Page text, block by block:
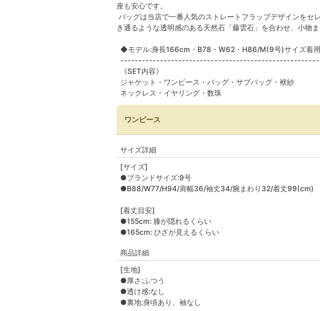
座も安心です。
バッグは当店で一番人気のストレートフラップデザインをセ
き通るような透明感のある天然石「藤雲石」を合わせ、小物
◆モデル:身長166cm・B78・W62・H86/M(9号)サイズ着用
《SET内容》
ジャケット・ワンピース・バッグ・サブバッグ・袱紗
ネックレス・イヤリング・数珠
ワンピース
サイズ詳細
[サイズ]
●ブランドサイズ:9号
●B88/W77/H94/肩幅36/袖丈34/腕まわり32/着丈99(cm)
[着丈目安]
●155cm: 膝が隠れるくらい
●165cm: ひざが見えるくらい
商品詳細
[生地]
●厚さ:ふつう
●透け感:なし
●裏地:身頃あり、袖なし